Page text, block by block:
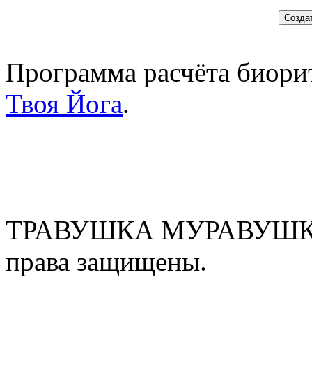
Программа расчёта
Твоя Йога.
ТРАВУШКА
права защищены.